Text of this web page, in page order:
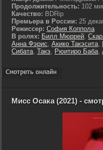
Продолжительность: 102
Качество: BDRip
Премьера в России: 25
Режиссер: София Коппола
В ролях: Билл Мюррей,
Анна Фэрис, Акико Такэсита,
Сибата, Такэ, Рюитиро Баба,
Мисс Осака (2021) -